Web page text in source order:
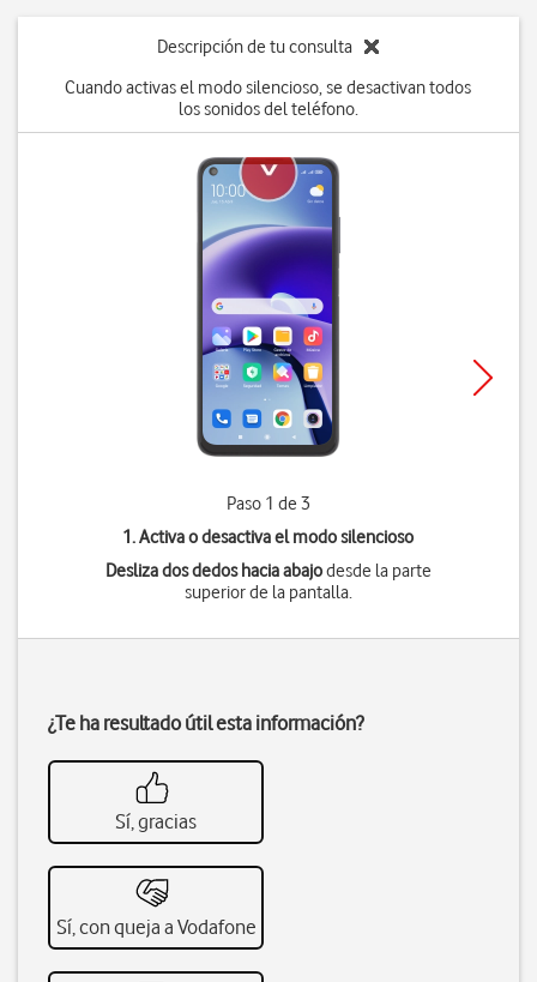
Descripción de tu consulta
Cuando activas el modo silencioso, se desactivan todos
los sonidos del teléfono.
Paso 1 de 3
1. Activa o desactiva el modo silencioso
Desliza dos dedos hacia abajodesde la parte
superior de la pantalla.
¿Te ha resultado útil esta información?
Sí, gracias
Sí, con queja a Vodafone